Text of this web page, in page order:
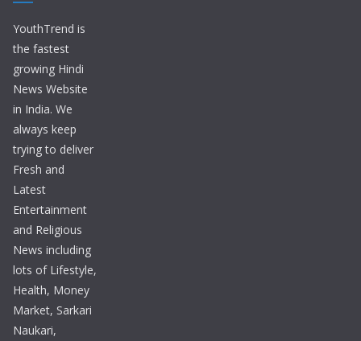
YouthTrend is
the fastest
growing Hindi
News Website
in India. We
always keep
trying to deliver
Fresh and
Latest
Entertainment
and Religious
News including
lots of Lifestyle,
Health, Money
Market, Sarkari
Naukari,